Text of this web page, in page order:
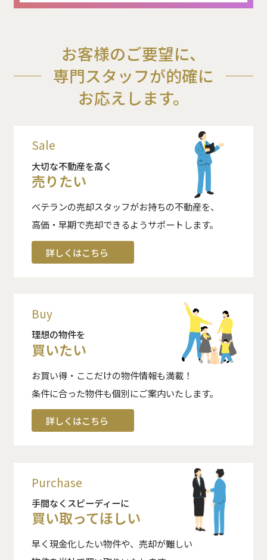
お客様のご要望に、
専門スタッフが的確に
お応えします。
Sale
大切な不動産を高く
売りたい
ベテランの売却スタッフがお持ちの不動産を、
高価・早期で売却できるようサポートします。
詳しくはこちら
Buy
理想の物件を
買いたい
お買い得・ここだけの物件情報も満載！
条件に合った物件も個別にご案内いたします。
詳しくはこちら
Purchase
手間なくスピーディーに
買い取ってほしい
早く現金化したい物件や、売却が難しい